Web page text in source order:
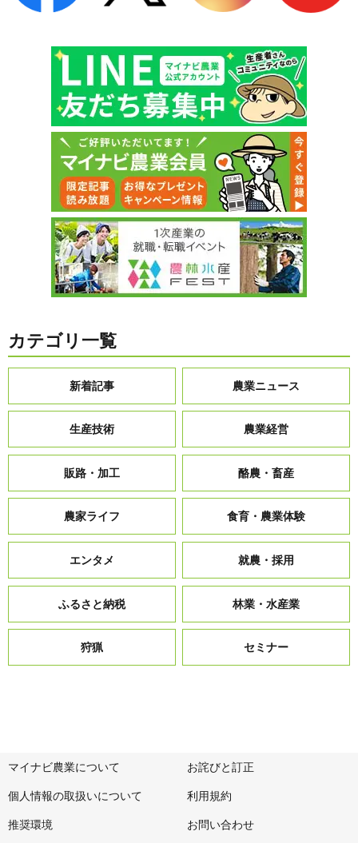
カテゴリ一覧
新着記事 農業ニュース
生産技術 農業経営
販路・加工 酪農・畜産
農家ライフ 食育・農業体験
エンタメ 就農・採用
ふるさと納税 林業・水産業
狩猟 セミナー
マイナビ農業について お詫びと訂正
個人情報の取扱いについて 利用規約
推奨環境 お問い合わせ